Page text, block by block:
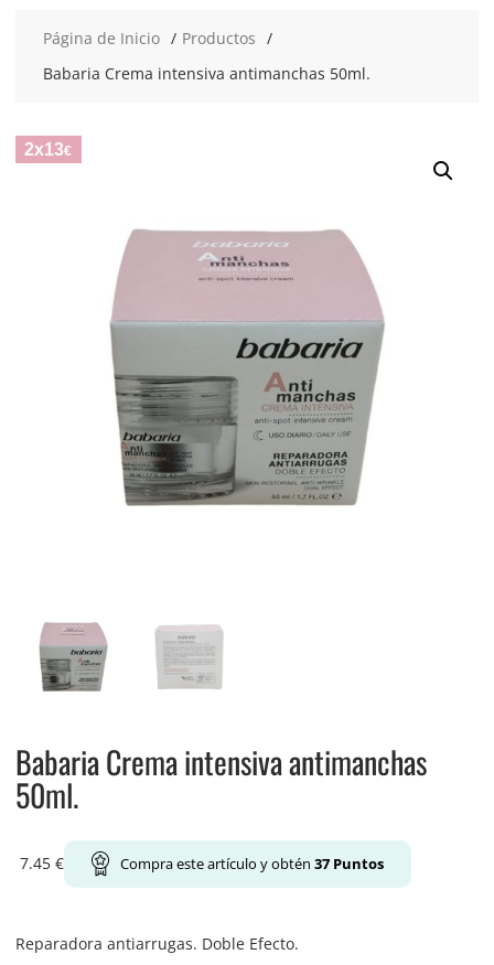
Página de Inicio
Productos
Babaria Crema intensiva antimanchas 50ml.
2x13€
Babaria Crema intensiva antimanchas
50ml.
7.45 € Compra este artículo y obtén 37Puntos
Reparadora antiarrugas. Doble Efecto.